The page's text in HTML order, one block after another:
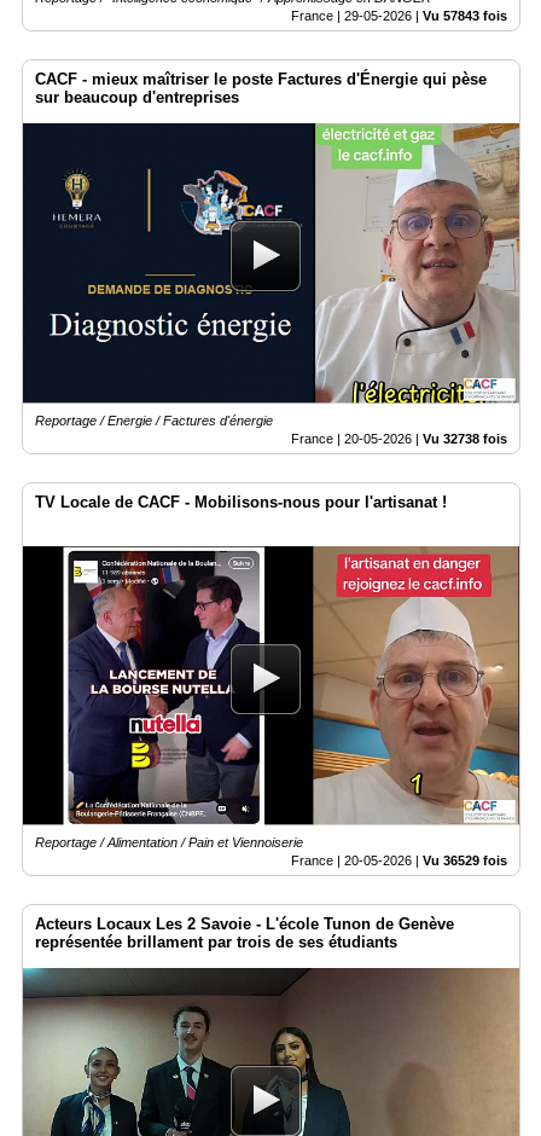
France | 29-05-2026 Vu 57843 fois
CACF - mieux maîtriser le poste Factures d'Énergie qui pèse
sur beaucoup d'entreprises
Reportage / Energie / Factures d'énergie
France | 20-05-2026 | Vu 32738 fois
TV Locale de CACF - Mobilisons-nous pour l'artisanat !
Reportage / Alimentation / Pain et Viennoiserie
France | 20-05-2026 | Vu 36529 fois
Acteurs Locaux Les 2 Savoie - L'école Tunon de Genève
représentée brillament par trois de ses étudiants